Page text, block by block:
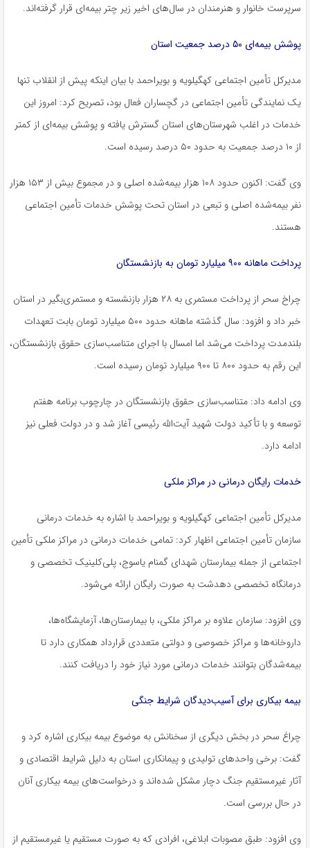
سرپرست خانوار و هنرمندان در سال‌های اخیر زیر چتر بیمه‌ای قرار گرفته‌اند.
پوشش بیمه‌ای ۵۰ درصد جمعیت استان
مدیرکل تأمین اجتماعی کهگیلویه و بویراحمد با بیان اینکه پیش از انقلاب تنها
یک نمایندگی تأمین اجتماعی در گچساران فعال بود، تصریح کرد: امروز این
خدمات در اغلب شهرستان‌های استان گسترش یافته و پوشش بیمه‌ای از کمتر
از ۱۰ درصد جمعیت به حدود ۵۰ درصد رسیده است.
وی گفت: اکنون حدود ۱۰۸ هزار بیمه‌شده اصلی و در مجموع بیش از ۱۵۳ هزار
نفر بیمه‌شده اصلی و تبعی در استان تحت پوشش خدمات تأمین اجتماعی
هستند.
پرداخت ماهانه ۹۰۰ میلیارد تومان به بازنشستگان
چراخ سحر از پرداخت مستمری به ۲۸ هزار بازنشسته و مستمری‌بگیر در استان
خبر داد و افزود: سال گذشته ماهانه حدود ۵۰۰ میلیارد تومان بابت تعهدات
بلندمدت پرداخت می‌شد اما امسال با اجرای متناسب‌سازی حقوق بازنشستگان،
این رقم به حدود ۸۰۰ تا ۹۰۰ میلیارد تومان رسیده است.
وی ادامه داد: متناسب‌سازی حقوق بازنشستگان در چارچوب برنامه هفتم
توسعه و با تأکید دولت شهید آیت‌الله رئیسی آغاز شد و در دولت فعلی نیز
ادامه دارد.
خدمات رایگان درمانی در مراکز ملکی
مدیرکل تأمین اجتماعی کهگیلویه و بویراحمد با اشاره به خدمات درمانی
سازمان تأمین اجتماعی اظهار کرد: تمامی خدمات درمانی در مراکز ملکی تأمین
اجتماعی از جمله بیمارستان شهدای گمنام یاسوج، پلی‌کلینیک تخصصی و
درمانگاه تخصصی دهدشت به صورت رایگان ارائه می‌شود.
وی افزود: سازمان علاوه بر مراکز ملکی، با بیمارستان‌ها، آزمایشگاه‌ها،
داروخانه‌ها و مراکز خصوصی و دولتی متعددی قرارداد همکاری دارد تا
بیمه‌شدگان بتوانند خدمات درمانی مورد نیاز خود را دریافت کنند.
بیمه بیکاری برای آسیب‌دیدگان شرایط جنگی
چراغ سحر در بخش دیگری از سخنانش به موضوع بیمه بیکاری اشاره کرد و
گفت: برخی واحدهای تولیدی و پیمانکاری استان به دلیل شرایط اقتصادی و
آثار غیرمستقیم جنگ دچار مشکل شده‌اند و درخواست‌های بیمه بیکاری آنان
در حال بررسی است.
وی افزود: طبق مصوبات ابلاغی، افرادی که به صورت مستقیم یا غیرمستقیم از